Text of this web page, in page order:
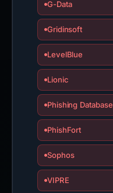
G-Data
Gridinsoft
LevelBlue
Lionic
Phishing Database
PhishFort
Sophos
VIPRE